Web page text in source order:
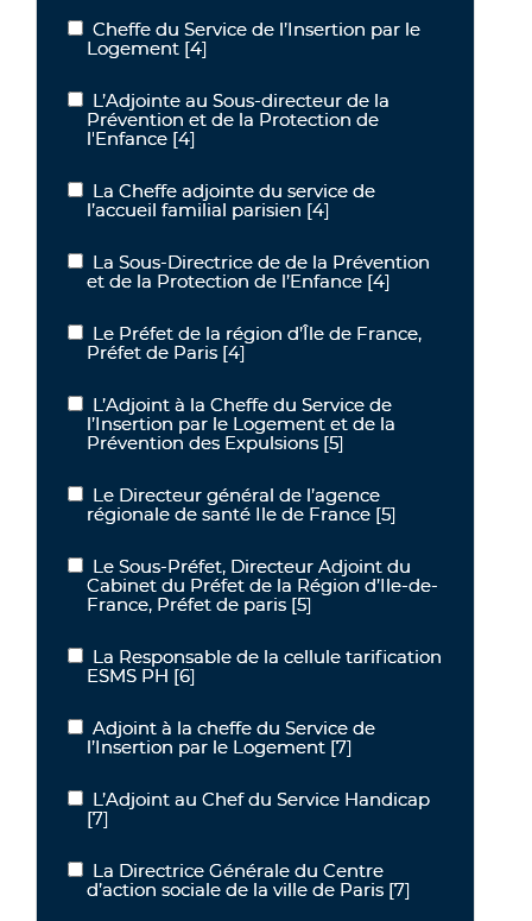
Cheffe du Service de l’Insertion par le Logement
Cheffe du Service de l’Insertion par le
Logement [4]
L’Adjointe au Sous-directeur de la Prévention et de la Protection
L’Adjointe au Sous-directeur de la
Prévention et de la Protection de
l'Enfance [4]
La Cheffe adjointe du service de l’accueil familial parisien
La Cheffe adjointe du service de
l’accueil familial parisien [4]
La Sous-Directrice de de la Prévention et de la Protection de
La Sous-Directrice de de la Prévention
et de la Protection de l’Enfance [4]
Le Préfet de la région d’Île de France, Préfet de Paris
Le Préfet de la région d’Île de France,
Préfet de Paris [4]
L’Adjoint à la Cheffe du Service de l’Insertion par le Logement et
L’Adjoint à la Cheffe du Service de
l’Insertion par le Logement et de la
Prévention des Expulsions [5]
Le Directeur général de l’agence régionale de santé Ile de France
Le Directeur général de l’agence
régionale de santé Ile de France [5]
Le Sous-Préfet, Directeur Adjoint du Cabinet du Préfet de la
Le Sous-Préfet, Directeur Adjoint du
Cabinet du Préfet de la Région d’Ile-de-
France, Préfet de paris [5]
La Responsable de la cellule tarification ESMS PH
La Responsable de la cellule tarification
ESMS PH [6]
Adjoint à la cheffe du Service de l’Insertion par le Logement
Adjoint à la cheffe du Service de
l’Insertion par le Logement [7]
L’Adjoint au Chef du Service Handicap
L’Adjoint au Chef du Service Handicap
[7]
La Directrice Générale du Centre d’action sociale de la ville de
La Directrice Générale du Centre
d’action sociale de la ville de Paris [7]